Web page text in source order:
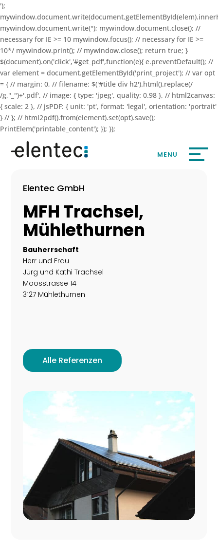
');
mywindow.document.write(''); mywindow.document.close(); //
necessary for IE >= 10 mywindow.focus(); // necessary for IE >=
10*/ mywindow.print(); // mywindow.close(); return true; }
$(document).on('click','#get_pdf',function(e){ e.preventDefault(); //
var element = document.getElementById('print_project'); // var opt
= { // margin: 0, // filename: $('#title div h2').html().replace(/
/g,"_")+'.pdf', // image: { type: 'jpeg', quality: 0.98 }, // html2canvas:
{ scale: 2 }, // jsPDF: { unit: 'pt', format: 'legal', orientation: 'portrait'
} // }; // html2pdf().from(element).set(opt).save();
PrintElem('printable_content'); }); });
Elentec GmbH
MFH Trachsel,
Mühlethurnen
Bauherrschaft
Herr und Frau
Jürg und Kathi Trachsel
Moosstrasse 14
3127 Mühlethurnen
Alle Referenzen